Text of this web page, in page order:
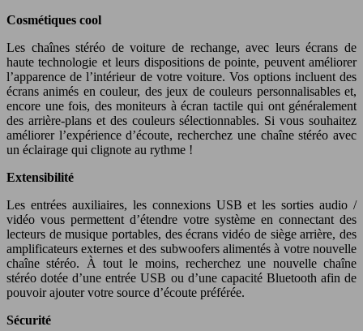
Cosmétiques cool
Les chaînes stéréo de voiture de rechange, avec leurs écrans de
haute technologie et leurs dispositions de pointe, peuvent améliorer
l’apparence de l’intérieur de votre voiture. Vos options incluent des
écrans animés en couleur, des jeux de couleurs personnalisables et,
encore une fois, des moniteurs à écran tactile qui ont généralement
des arrière-plans et des couleurs sélectionnables. Si vous souhaitez
améliorer l’expérience d’écoute, recherchez une chaîne stéréo avec
un éclairage qui clignote au rythme !
Extensibilité
Les entrées auxiliaires, les connexions USB et les sorties audio /
vidéo vous permettent d’étendre votre système en connectant des
lecteurs de musique portables, des écrans vidéo de siège arrière, des
amplificateurs externes et des subwoofers alimentés à votre nouvelle
chaîne stéréo. À tout le moins, recherchez une nouvelle chaîne
stéréo dotée d’une entrée USB ou d’une capacité Bluetooth afin de
pouvoir ajouter votre source d’écoute préférée.
Sécurité